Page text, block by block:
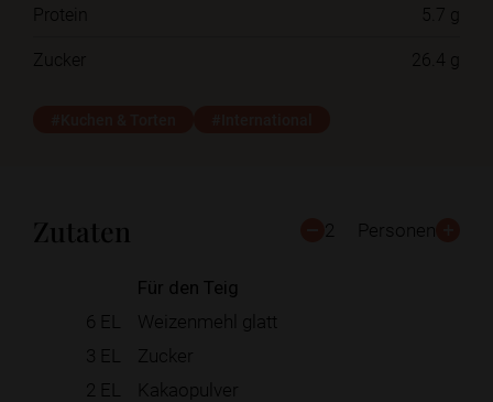
Protein
5.7 g
Zucker
26.4 g
Zutaten 2 Personen
Für den Teig
6 EL
Weizenmehl glatt
3 EL
Zucker
2 EL
Kakaopulver